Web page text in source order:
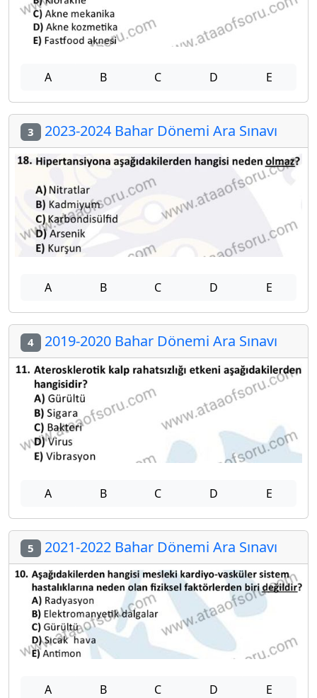
A B C D E
3 2023-2024 Bahar Dönemi Ara Sınavı
A B C D E
4 2019-2020 Bahar Dönemi Ara Sınavı
A B C D E
5 2021-2022 Bahar Dönemi Ara Sınavı
A B C D E